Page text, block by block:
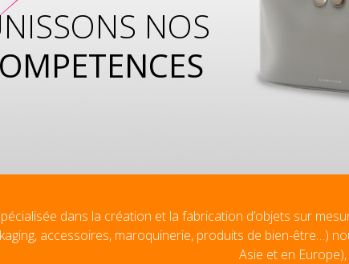
NOS
dans la création et la fabrication d’objets sur
accessoires, maroquinerie, produits de bien-être…)
Asie et en